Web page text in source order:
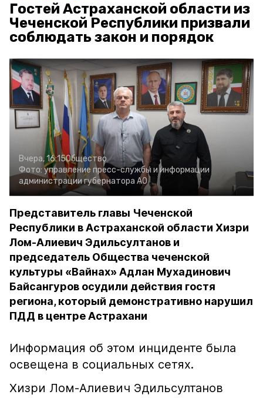
Гостей Астраханской области из
Чеченской Республики призвали
соблюдать закон и порядок
Вчера, 16:15Общество
Фото: управление пресс-службы и информации
администрации губернатора АО
Представитель главы Чеченской
Республики в Астраханской области Хизри
Лом-Алиевич Эдильсултанов и
председатель Общества чеченской
культуры «Вайнах» Адлан Мухадинович
Байсангуров осудили действия гостя
региона, который демонстративно нарушил
ПДД в центре Астрахани
Информация об этом инциденте была
освещена в социальных сетях.
Хизри Лом-Алиевич Эдильсултанов